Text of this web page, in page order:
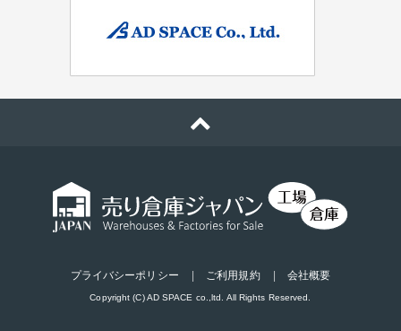
プライバシーポリシー ご利用規約 会社概要
Copyright (C) AD SPACE co.,ltd. All Rights Reserved.